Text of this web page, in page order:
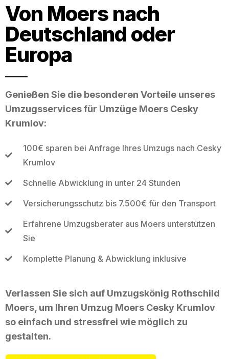
Von Moers nach
Deutschland oder
Europa
Genießen Sie die besonderen Vorteile unseres
Umzugsservices für Umzüge Moers Cesky
Krumlov:
100€ sparen bei Anfrage Ihres Umzugs nach Cesky
Krumlov
Schnelle Abwicklung in unter 24 Stunden
Versicherungsschutz bis 7.500€ für den Transport
Erfahrene Umzugsberater aus Moers unterstützen
Sie
Komplette Planung & Abwicklung inklusive
Verlassen Sie sich auf Umzugskönig Rothschild
Moers, um Ihren Umzug Moers Cesky Krumlov
so einfach und stressfrei wie möglich zu
gestalten.